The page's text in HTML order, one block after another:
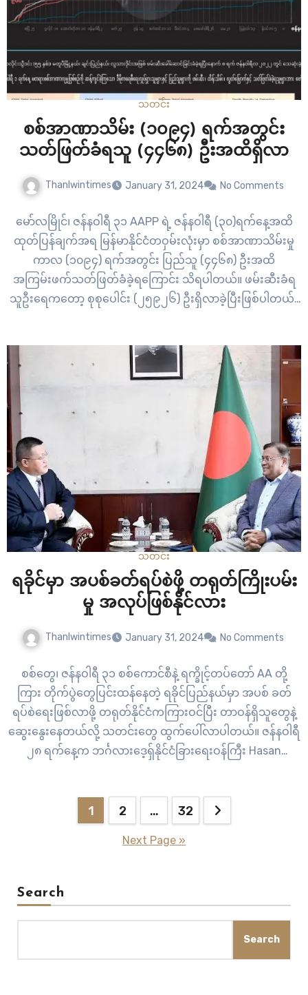
သတင်း
စစ်အာဏာသိမ်း (၁၀၉၄) ရက်အတွင်း
သတ်ဖြတ်ခံရသူ (၄၄၆၈) ဦးအထိရှိလာ
Thanlwintimes January 31, 2024 No Comments
မော်လမြိုင်၊ ဇန်နဝါရီ ၃၁ AAPP ရဲ့ ဇန်နဝါရီ (၃၀)ရက်နေ့အထိ
ထုတ်ပြန်ချက်အရ မြန်မာနိုင်ငံတဝှမ်းလုံးမှာ စစ်အာဏာသိမ်းမှု
ကာလ (၁၀၉၄) ရက်အတွင်း ပြည်သူ (၄၄၆၈) ဦးအထိ
အကြမ်းဖက်သတ်ဖြတ်ခံခဲ့ရကြောင်း သိရပါတယ်။ ဖမ်းဆီးခံရ
သူဦးရေကတော့ စုစုပေါင်း (၂၅၉၂၆) ဦးရှိလာခဲ့ပြီးဖြစ်ပါတယ်။
ကုန်မြို့မှ ကျဆုံးသူအများဆုံး ရှိခဲ့တာပါ။…
သတင်း
ရခိုင်မှာ အပစ်ခတ်ရပ်စဲဖို့ တရုတ်ကြိုးပမ်း
မှု အလုပ်ဖြစ်နိုင်လား
Thanlwintimes January 31, 2024 No Comments
စစ်တွေ၊ ဇန်နဝါရီ ၃၁ စစ်ကောင်စီနဲ့ ရက္ခိုင့်တပ်တော် AA တို့
ကြား တိုက်ပွဲတွေပြင်းထန်နေတဲ့ ရခိုင်ပြည်နယ်မှာ အပစ် ခတ်
ရပ်စဲရေးဖြစ်လာဖို့ တရုတ်နိုင်ငံကကြားဝင်ပြီး တာဝန်ရှိသူတွေနဲ့
ဆွေးနွေးနေတယ်လို့ သတင်းတွေ ထွက်ပေါ်လာပါတယ်။ ဇန်နဝါရီ
၂၈ ရက်နေ့က ဘင်္ဂလားဒေ့ရှ်နိုင်ငံခြားရေးဝန်ကြီး Hasan
1 2 … 32
Next Page »
Search
Search